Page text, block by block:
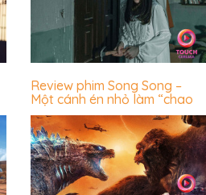
Review phim Song Song –
Một cánh én nhỏ làm “chao
đảo” cả vài mùa xuân